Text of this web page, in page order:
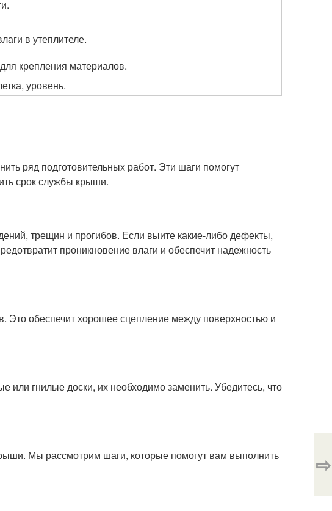
в утеплителе.
крепления материалов.
уровень.
ряд подготовительных работ. Эти шаги помогут
срок службы крыши.
трещин и прогибов. Если выите какие-либо дефекты,
проникновение влаги и обеспечит надежность
Это обеспечит хорошее сцепление между поверхностью и
гнилые доски, их необходимо заменить. Убедитесь, что
Мы рассмотрим шаги, которые помогут вам выполнить
⇨